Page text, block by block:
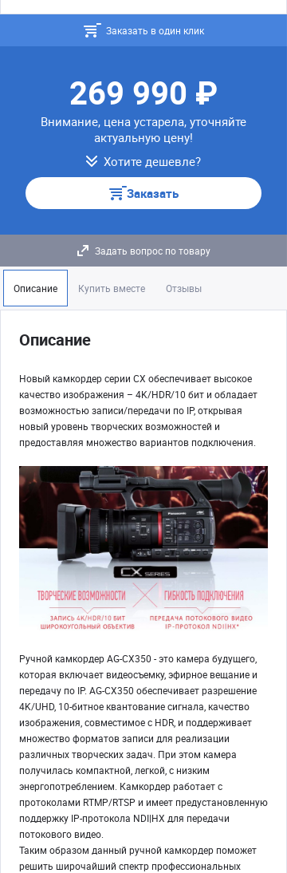
Заказать в один клик
269 990 ₽
Внимание, цена устарела, уточняйте
актуальную цену!
Хотите дешевле?
Заказать
Задать вопрос по товару
Описание Купить вместе Отзывы
Описание
Новый камкордер серии CX обеспечивает высокое
качество изображения – 4K/HDR/10 бит и обладает
возможностью записи/передачи по IP, открывая
новый уровень творческих возможностей и
предоставляя множество вариантов подключения.
Ручной камкордер AG-CX350 - это камера будущего,
которая включает видеосъемку, эфирное вещание и
передачу по IP. AG-CX350 обеспечивает разрешение
4K/UHD, 10-битное квантование сигнала, качество
изображения, совместимое с HDR, и поддерживает
множество форматов записи для реализации
различных творческих задач. При этом камера
получилась компактной, легкой, с низким
энергопотреблением. Камкордер работает с
протоколами RTMP/RTSP и имеет предустановленную
поддержку IP-протокола NDI|HX для передачи
потокового видео.
Таким образом данный ручной камкордер поможет
решить широчайший спектр профессиональных